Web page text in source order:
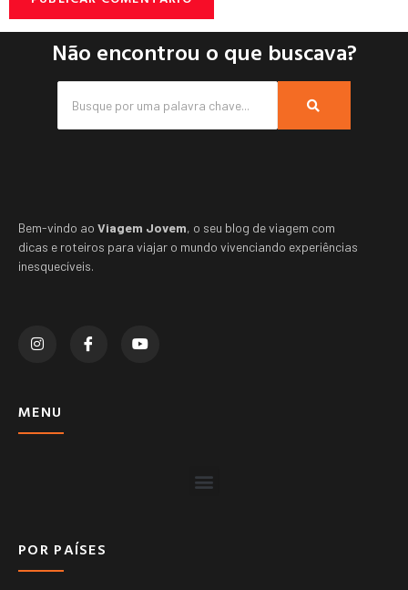
Não encontrou o que buscava?
Bem-vindo ao Viagem Jovem, o seu blog de viagem com
dicas e roteiros para viajar o mundo vivenciando experiências
inesquecíveis.
MENU
POR PAÍSES